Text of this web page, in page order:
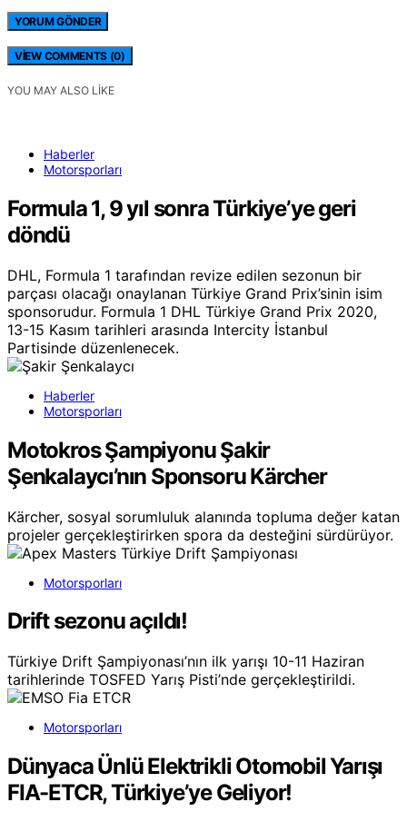
VIEW COMMENTS (0)
YOU MAY ALSO LIKE
Haberler
Motorsporları
Formula 1, 9 yıl sonra Türkiye’ye geri
döndü
DHL, Formula 1 tarafından revize edilen sezonun bir
parçası olacağı onaylanan Türkiye Grand Prix’sinin isim
sponsorudur. Formula 1 DHL Türkiye Grand Prix 2020,
13-15 Kasım tarihleri arasında Intercity İstanbul
Partisinde düzenlenecek.
Haberler
Motorsporları
Motokros Şampiyonu Şakir
Şenkalaycı’nın Sponsoru Kärcher
Kärcher, sosyal sorumluluk alanında topluma değer katan
projeler gerçekleştirirken spora da desteğini sürdürüyor.
Motorsporları
Drift sezonu açıldı!
Türkiye Drift Şampiyonası’nın ilk yarışı 10-11 Haziran
tarihlerinde TOSFED Yarış Pisti’nde gerçekleştirildi.
Motorsporları
Dünyaca Ünlü Elektrikli Otomobil Yarışı
FIA-ETCR, Türkiye’ye Geliyor!